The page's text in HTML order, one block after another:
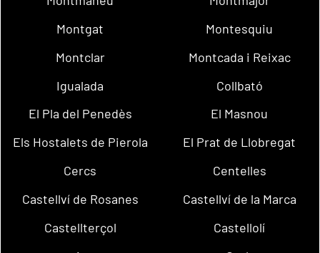
Montgat
Montesquiu
Montclar
Montcada i Reixac
Igualada
Collbató
El Pla del Penedès
El Masnou
Els Hostalets de Pierola
El Prat de Llobregat
Cercs
Centelles
Castellví de Rosanes
Castellví de la Marca
Castellterçol
Castellolí